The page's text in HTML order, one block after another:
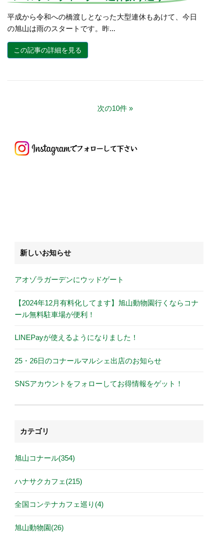
平成から令和への橋渡しとなった大型連休もあけて、今日
の旭山は雨のスタートです。昨...
この記事の詳細を見る
次の10件
新しいお知らせ
アオゾラガーデンにウッドゲート
【2024年12月有料化してます】旭山動物園行くならコナ
ール無料駐車場が便利！
LINEPayが使えるようになりました！
25・26日のコナールマルシェ出店のお知らせ
SNSアカウントをフォローしてお得情報をゲット！
カテゴリ
旭山コナール(354)
ハナサクカフェ(215)
全国コンテナカフェ巡り(4)
旭山動物園(26)